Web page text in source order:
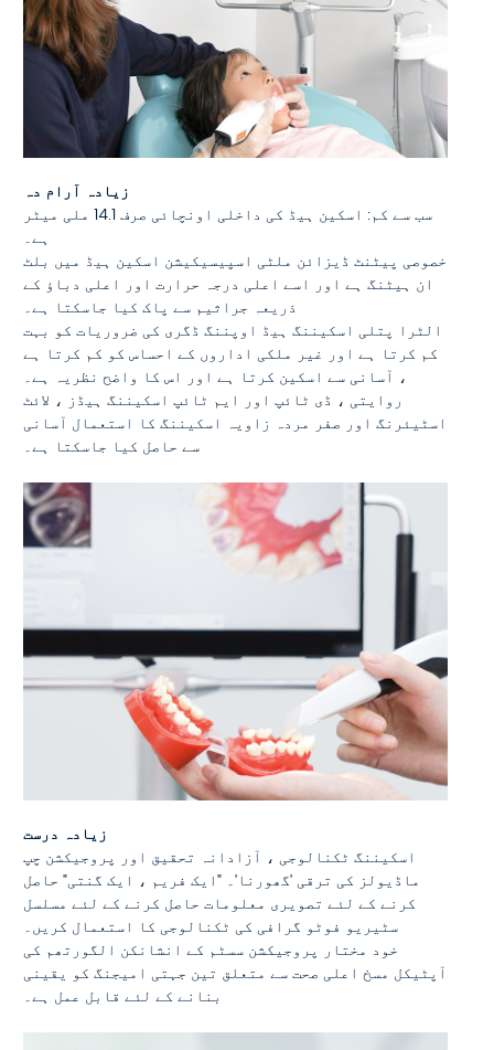
زیادہ آرام دہ
سب سے کم: اسکین ہیڈ کی داخلی اونچائی صرف 14.1 ملی میٹر
ہے۔
خصوصی پیٹنٹ ڈیزائن ملٹی اسپیسیکیشن اسکین ہیڈ میں بلٹ
ان ہیٹنگ ہے اور اسے اعلی درجہ حرارت اور اعلی دباؤ کے
ذریعہ جراثیم سے پاک کیا جاسکتا ہے۔
الٹرا پتلی اسکیننگ ہیڈ اوپننگ ڈگری کی ضروریات کو بہت
کم کرتا ہے اور غیر ملکی اداروں کے احساس کو کم کرتا ہے
، آسانی سے اسکین کرتا ہے اور اس کا واضح نظریہ ہے۔
روایتی ، ڈی ٹائپ اور ایم ٹائپ اسکیننگ ہیڈز ، لائٹ
اسٹیئرنگ اور صفر مردہ زاویہ اسکیننگ کا استعمال آسانی
سے حاصل کیا جاسکتا ہے۔
زیادہ درست
اسکیننگ ٹکنالوجی ، آزادانہ تحقیق اور پروجیکشن چپ
ماڈیولز کی ترقی 'گھورنا'۔ "ایک فریم ، ایک گنتی" حاصل
کرنے کے لئے تصویری معلومات حاصل کرنے کے لئے مسلسل
سٹیریو فوٹو گرافی کی ٹکنالوجی کا استعمال کریں۔
خود مختار پروجیکشن سسٹم کے انشانکن الگورتھم کی
آپٹیکل مسخ اعلی صحت سے متعلق تین جہتی امیجنگ کو یقینی
بنانے کے لئے قابل عمل ہے۔